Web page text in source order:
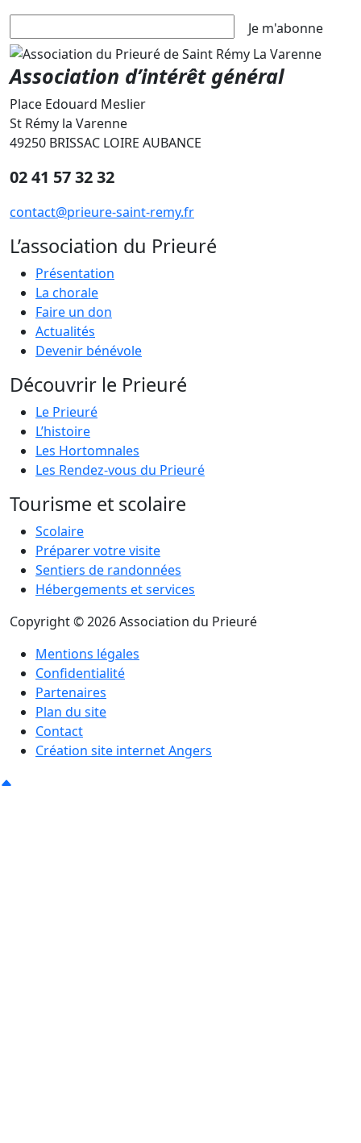
Je m'abonne
Association d’intérêt général
Place Edouard Meslier
St Rémy la Varenne
49250 BRISSAC LOIRE AUBANCE
02 41 57 32 32
contact@prieure-saint-remy.fr
L’association du Prieuré
Présentation
La chorale
Faire un don
Actualités
Devenir bénévole
Découvrir le Prieuré
Le Prieuré
L’histoire
Les Hortomnales
Les Rendez-vous du Prieuré
Tourisme et scolaire
Scolaire
Préparer votre visite
Sentiers de randonnées
Hébergements et services
Copyright © 2026 Association du Prieuré
Mentions légales
Confidentialité
Partenaires
Plan du site
Contact
Création site internet Angers